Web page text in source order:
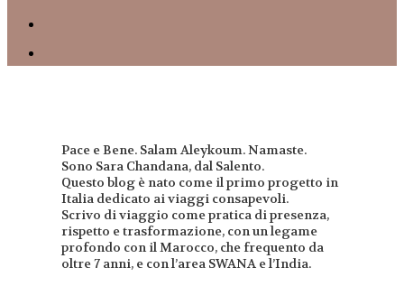
Pace e Bene. Salam Aleykoum. Namaste.
Sono Sara Chandana, dal Salento.
Questo blog è nato come il primo progetto in
Italia dedicato ai viaggi consapevoli.
Scrivo di viaggio come pratica di presenza,
rispetto e trasformazione, con un legame
profondo con il Marocco, che frequento da
oltre 7 anni, e con l’area SWANA e l’India.